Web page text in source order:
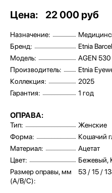
Цена: 22 000 руб
Назначение:
Бренд:
Etnia
Модель:
AGEN 530
Производитель:
Etnia
Коллекция:
2025
Гарантия:
1 год
ОПРАВА:
Тип:
Женские
Форма:
Кошачий
Материал:
Ацетат
Цвет:
Бежевый,
Размер оправы, мм
(A/B/C):
53 / 15 /